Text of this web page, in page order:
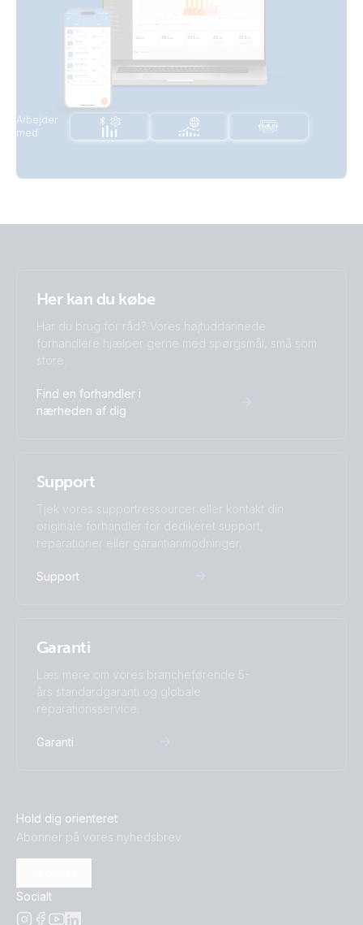
Arbejder
med
Her kan du købe
Har du brug for råd? Vores højtuddannede
forhandlere hjælper gerne med spørgsmål, små som
store.
Find en forhandler i
nærheden af dig
Support
Tjek vores supportressourcer eller kontakt din
originale forhandler for dedikeret support,
reparationer eller garantianmodninger.
Support
Garanti
Læs mere om vores brancheførende 5-
års standardgaranti og globale
reparationsservice.
Garanti
Hold dig orienteret
Abonner på vores nyhedsbrev
Socialt